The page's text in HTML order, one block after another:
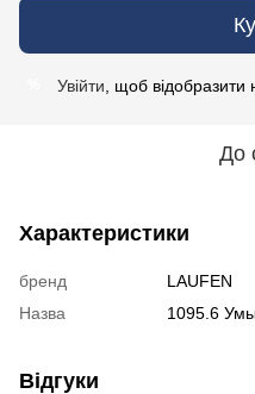
Увійти , щоб
До
Характеристики
бренд
LAUFEN
Назва
1095.6
Відгуки